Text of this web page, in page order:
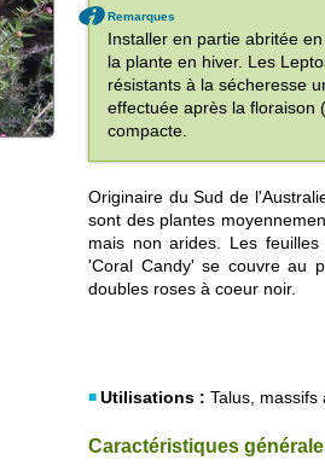
Remarques
Installer en partie abritée
la plante en hiver. Les
résistants à la sécheresse
effectuée après la floraison
compacte.
Originaire du Sud de
sont des plantes
mais non arides. Les
'Coral Candy' se couvre au
doubles roses à coeur noir.
Utilisations : Talus, massifs
Caractéristiques